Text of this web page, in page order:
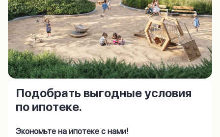
Подобрать выгодные условия
по ипотеке.
Экономьте на ипотеке с нами!